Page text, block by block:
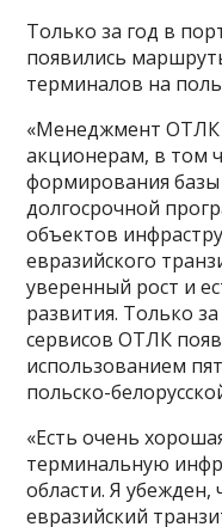
Только за год в
появились
терминалов на
«Менеджмент ОТЛК
акционерам, в том
формирования
долгосрочной
объектов
евразийского
уверенный рост и
развития. Только
сервисов ОТЛК
использованием
польско-
«Есть очень
терминальную
области. Я
евразийский